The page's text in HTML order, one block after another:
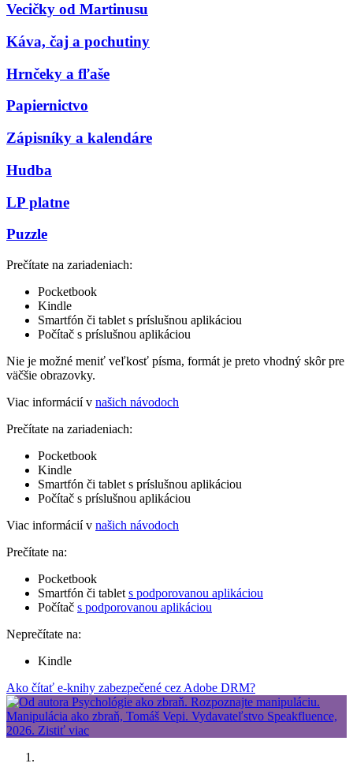
Vecičky od Martinusu
Káva, čaj a pochutiny
Hrnčeky a fľaše
Papiernictvo
Zápisníky a kalendáre
Hudba
LP platne
Puzzle
Prečítate na zariadeniach:
Pocketbook
Kindle
Smartfón či tablet s príslušnou aplikáciou
Počítač s príslušnou aplikáciou
Nie je možné meniť veľkosť písma, formát je preto vhodný skôr pre
väčšie obrazovky.
Viac informácií v našich návodoch
Prečítate na zariadeniach:
Pocketbook
Kindle
Smartfón či tablet s príslušnou aplikáciou
Počítač s príslušnou aplikáciou
Viac informácií v našich návodoch
Prečítate na:
Pocketbook
Smartfón či tablet s podporovanou aplikáciou
Počítač s podporovanou aplikáciou
Neprečítate na:
Kindle
Ako čítať e-knihy zabezpečené cez Adobe DRM?